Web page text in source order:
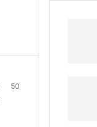
50